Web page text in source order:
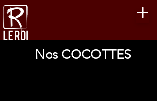
Nos COCOTTES